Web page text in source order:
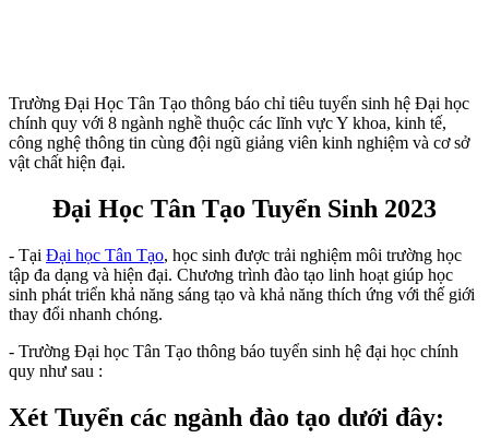
Trường Đại Học Tân Tạo thông báo chỉ tiêu tuyển sinh hệ Đại học
chính quy với 8 ngành nghề thuộc các lĩnh vực Y khoa, kinh tế,
công nghệ thông tin cùng đội ngũ giảng viên kinh nghiệm và cơ sở
vật chất hiện đại.
Đại Học Tân Tạo Tuyển Sinh 2023
- Tại Đại học Tân Tạo, học sinh được trải nghiệm môi trường học
tập đa dạng và hiện đại. Chương trình đào tạo linh hoạt giúp học
sinh phát triển khả năng sáng tạo và khả năng thích ứng với thế giới
thay đổi nhanh chóng.
- Trường Đại học Tân Tạo thông báo tuyển sinh hệ đại học chính
quy như sau :
Xét Tuyển các ngành đào tạo dưới đây: